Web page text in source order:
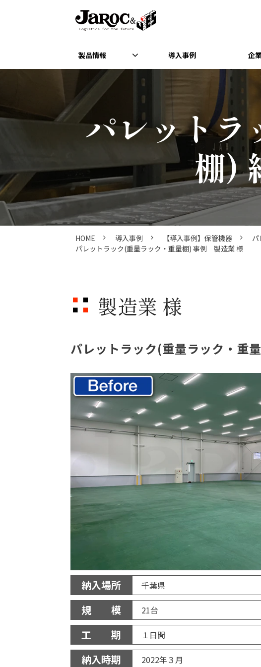
製品情報 導入事例 企
パレットラ
棚)
HOME 導入事例 【導入事例】保管機器
パレットラック(重量ラック・重量棚) 事例 製造業 様
製造業 様
パレットラック(重量ラック・重
納入場所 千葉県
規 模 21台
工 期 １日間
納入時期 2022年３月